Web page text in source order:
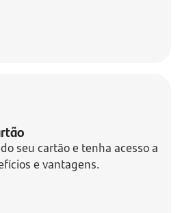
seu cartão e tenha acesso a
e vantagens.